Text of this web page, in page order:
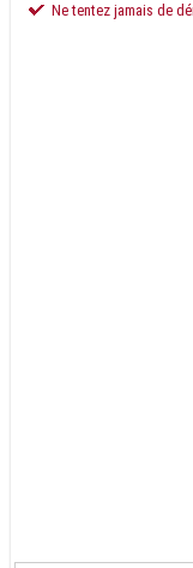
Ne tentez jamais de